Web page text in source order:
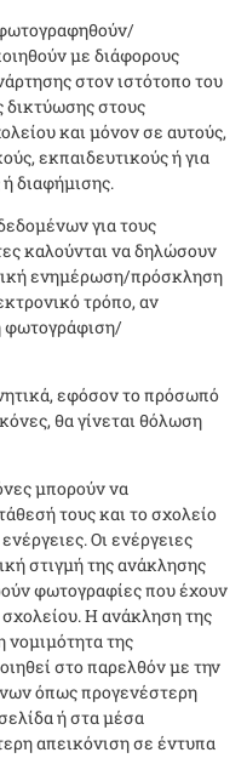
με διάφορους
στον ιστότοπο του
δικτύωσης στους
και μόνον σε αυτούς,
εκπαιδευτικούς ή για
διαφήμισης.
για τους
καλούνται να δηλώσουν
ενημέρωση/πρόσκληση
τρόπο, αν
φωτογράφιση/
εφόσον το πρόσωπό
θα γίνεται θόλωση
μπορούν να
τους και το σχολείο
Οι ενέργειες
στιγμή της ανάκλησης
φωτογραφίες που έχουν
Η ανάκληση της
νομιμότητα της
στο παρελθόν με την
όπως προγενέστερη
ή στα μέσα
απεικόνιση σε έντυπα